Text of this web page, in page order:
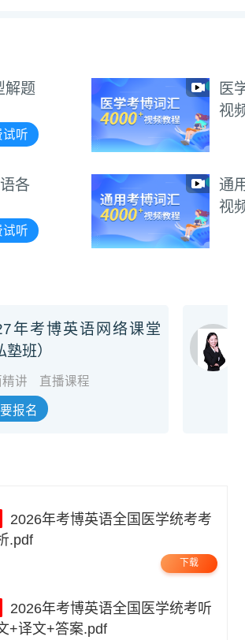
医学考博4000+词汇朗读
视频教程
免费试听
通用考博4000+词汇朗读
视频教程
免费试听
年考博英语网络课堂
塾班）
讲 直播课程
报名
.pdf
下载
+译文+答案.pdf